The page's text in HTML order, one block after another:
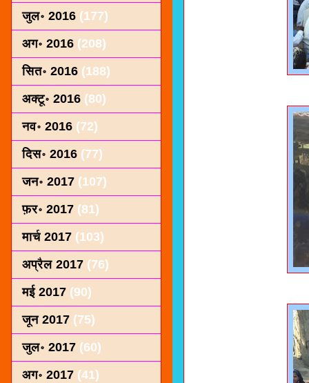
जुल॰ 2016 (177)
अग॰ 2016 (208)
सित॰ 2016 (188)
अक्टू॰ 2016 (80)
नव॰ 2016 (72)
दिस॰ 2016 (77)
जन॰ 2017 (107)
फ़र॰ 2017 (81)
मार्च 2017 (103)
अप्रैल 2017 (76)
मई 2017 (90)
जून 2017 (75)
जुल॰ 2017 (60)
अग॰ 2017 (41)